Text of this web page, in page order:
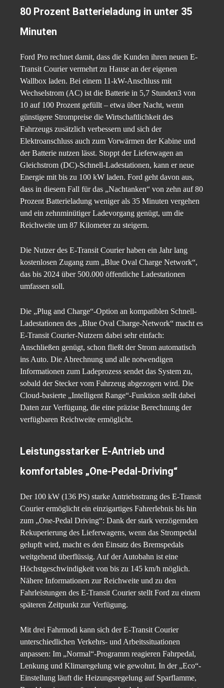
80 Prozent Batterieladung in unter 35
Minuten
Ford Pro rechnet damit, dass die Kunden ihren neuen E-
Transit Courier vermehrt zu Hause an der eigenen
Wallbox laden. Bei einem 11-kW-Anschluss mit
Wechselstrom (AC) ist die Batterie in 5,7 Stunden3 von
10 auf 100 Prozent gefüllt – etwa über Nacht, wenn
günstigere Strompreise die Wirtschaftlichkeit des
Fahrzeugs zusätzlich verbessern und sich der
Elektroanschluss auch zum Vorwärmen der Kabine und
der Batterie nutzen lässt. Stoppt der Lieferwagen an
Gleichstrom (DC)-Schnell-Ladestationen, kann er neue
Energie mit bis zu 100 kW laden. Ford geht davon aus,
dass in diesem Fall für das „Nachtanken“ von zehn auf 80
Prozent Batterieladung weniger als 35 Minuten vergehen
und ein zehnminütiger Ladevorgang genügt, um die
Reichweite um 87 Kilometer zu steigern.
Die Nutzer des E-Transit Courier haben ein Jahr lang
kostenlosen Zugang zum „Blue Oval Charge Network“,
das bis 2024 über 500.000 öffentliche Ladestationen
umfassen soll.
Die „Plug and Charge“-Option an kompatiblen Schnell-
Ladestationen des „Blue Oval Charge-Network“ macht es
E-Transit Courier-Nutzern dabei sehr einfach:
Anschließen genügt, schon fließt der Strom automatisch
ins Auto. Die Abrechnung und alle notwendigen
Informationen zum Ladeprozess sendet das System zu,
sobald der Stecker vom Fahrzeug abgezogen wird. Die
Cloud-basierte „Intelligent Range“-Funktion stellt dabei
Daten zur Verfügung, die eine präzise Berechnung der
verfügbaren Reichweite ermöglicht.
Leistungsstarker E-Antrieb und
komfortables „One-Pedal-Driving“
Der 100 kW (136 PS) starke Antriebsstrang des E-Transit
Courier ermöglicht ein einzigartiges Fahrerlebnis bis hin
zum „One-Pedal Driving“: Dank der stark verzögernden
Rekuperierung des Lieferwagens, wenn das Strompedal
gelupft wird, macht es den Einsatz des Bremspedals
weitgehend überflüssig. Auf der Autobahn ist eine
Höchstgeschwindigkeit von bis zu 145 km/h möglich.
Nähere Informationen zur Reichweite und zu den
Fahrleistungen des E-Transit Courier stellt Ford zu einem
späteren Zeitpunkt zur Verfügung.
Mit drei Fahrmodi kann sich der E-Transit Courier
unterschiedlichen Verkehrs- und Arbeitssituationen
anpassen: Im „Normal“-Programm reagieren Fahrpedal,
Lenkung und Klimaregelung wie gewohnt. In der „Eco“-
Einstellung läuft die Heizungsregelung auf Sparflamme,